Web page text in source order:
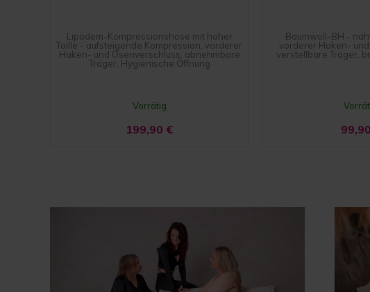
Lipödem-Kompressionshose mit hoher
Taille - aufsteigende Kompression, vorderer
Haken- und Ösenverschluss, abnehmbare
Träger, Hygienische Öffnung
Vorrätig
199,90 €
Baumwoll-BH -
vorderer Haken-
verstellbare Träger,
99,90